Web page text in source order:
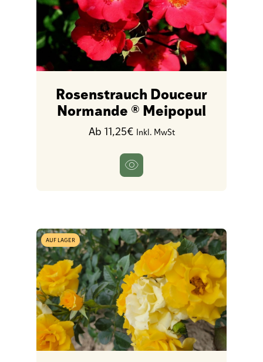
Rosenstrauch Douceur
Normande ® Meipopul
Ab 11,25€ Inkl. MwSt
AUF LAGER